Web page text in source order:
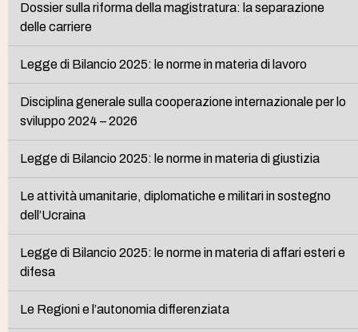
Dossier sulla riforma della magistratura: la separazione
delle carriere
Legge di Bilancio 2025: le norme in materia di lavoro
Disciplina generale sulla cooperazione internazionale per lo
sviluppo 2024 – 2026
Legge di Bilancio 2025: le norme in materia di giustizia
Le attività umanitarie, diplomatiche e militari in sostegno
dell’Ucraina
Legge di Bilancio 2025: le norme in materia di affari esteri e
difesa
Le Regioni e l’autonomia differenziata